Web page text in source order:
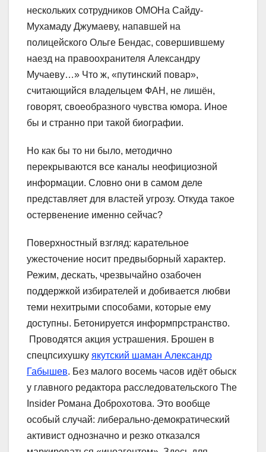
нескольких сотрудников ОМОНа Сайду-
Мухамаду Джумаеву, напавшей на
полицейского Ольге Бендас, совершившему
наезд на правоохранителя Александру
Мучаеву…» Что ж, «путинский повар»,
считающийся владельцем ФАН, не лишён,
говорят, своеобразного чувства юмора. Иное
бы и странно при такой биографии.
Но как бы то ни было, методично
перекрываются все каналы неофициозной
информации. Словно они в самом деле
представляет для властей угрозу. Откуда такое
остервенение именно сейчас?
Поверхностный взгляд: карательное
ужесточение носит предвыборный характер.
Режим, дескать, чрезвычайно озабочен
поддержкой избирателей и добивается любви
теми нехитрыми способами, которые ему
доступны. Бетонируется информпрстранство.
Проводятся акция устрашения. Брошен в
спецпсихушку якутский шаман Александр
Габышев. Без малого восемь часов идёт обыск
у главного редактора расследовательского The
Insider Романа Доброхотова. Это вообще
особый случай: либерально-демократический
активист однозначно и резко отказался